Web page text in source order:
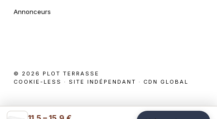
Annonceurs
© 2026 PLOT TERRASSE
COOKIE-LESS · SITE INDÉPENDANT · CDN GLOBAL